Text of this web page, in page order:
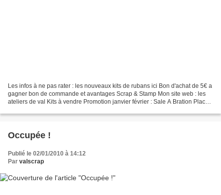
Les infos à ne pas rater : les nouveaux kits de rubans ici Bon d'achat de 5€ a
gagner bon de commande et avantages Scrap & Stamp Mon site web : les
ateliers de val Kits à vendre Promotion janvier février : Sale A Bration Place
Occupée !
Publié le 02/01/2010 à 14:12
Par valscrap